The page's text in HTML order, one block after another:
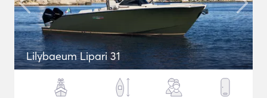
Lilybaeum Lipari 31